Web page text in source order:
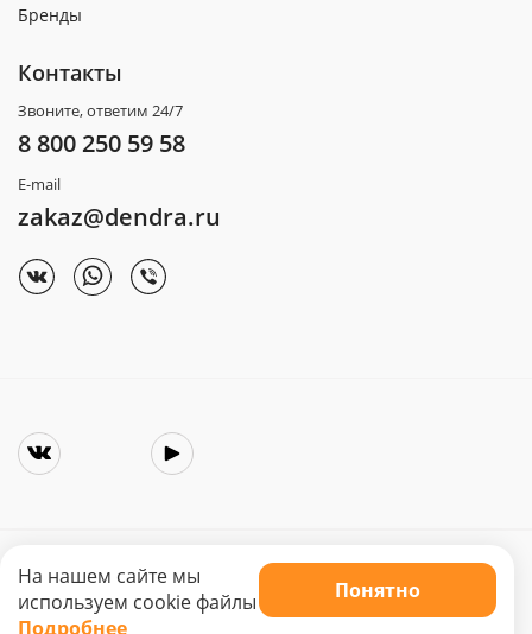
Бренды
Контакты
Звоните, ответим 24/7
8 800 250 59 58
E-mail
zakaz@dendra.ru
Copyright © 2025. Интернет-магазин «Dendra»
Не является публичной офертой. Цена может меняться.
На нашем сайте мы
используем cookie файлы
Подробнее
Понятно